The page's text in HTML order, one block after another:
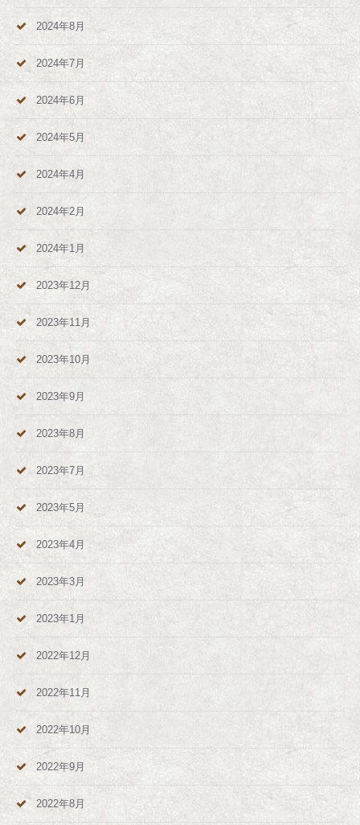
2024年8月
2024年7月
2024年6月
2024年5月
2024年4月
2024年2月
2024年1月
2023年12月
2023年11月
2023年10月
2023年9月
2023年8月
2023年7月
2023年5月
2023年4月
2023年3月
2023年1月
2022年12月
2022年11月
2022年10月
2022年9月
2022年8月